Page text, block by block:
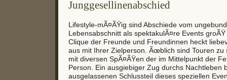
Junggesellinenabschied
Lifestyle-mÃ¤ÃŸig sind Abschiede vom
Lebensabschnitt als spektakulÃ¤re Events
Clique der Freunde und Freundinnen heckt
aus mit Ihrer Zielperson. Ãœblich sind Touren zu
mit diversen SpÃ¤ÃŸen der im Mittelpunkt der
Person. Ein ausgiebiger Zug durchs Nachtleben
ausgelassenen Schlussteil dieses speziellen